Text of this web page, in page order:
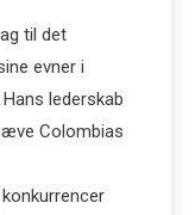
til det
evner i
lederskab
Colombias